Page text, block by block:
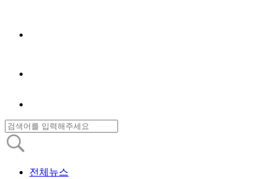
전체뉴스